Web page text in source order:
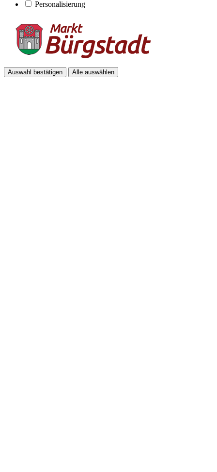
Personalisierung
Auswahl bestätigen Alle auswählen